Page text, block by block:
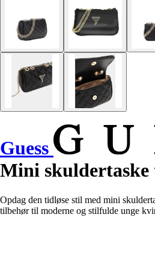
Guess
Mini
Opdag den tidløse stil med mini
tilbehør til moderne og stilfulde unge